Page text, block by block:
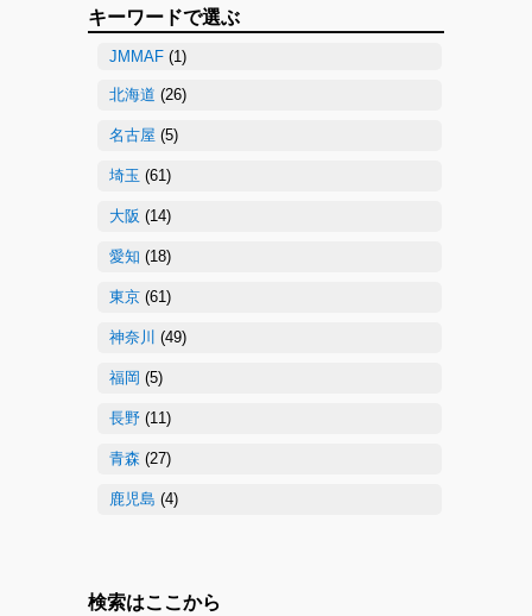
キーワードで選ぶ
JMMAF (1)
北海道 (26)
名古屋 (5)
埼玉 (61)
大阪 (14)
愛知 (18)
東京 (61)
神奈川 (49)
福岡 (5)
長野 (11)
青森 (27)
鹿児島 (4)
検索はここから